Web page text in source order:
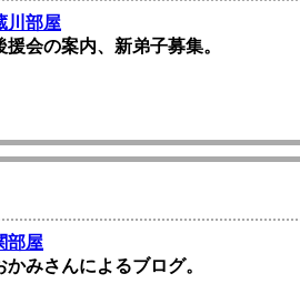
川部屋
援会の案内、新弟子募集。
部屋
みさんによるブログ。